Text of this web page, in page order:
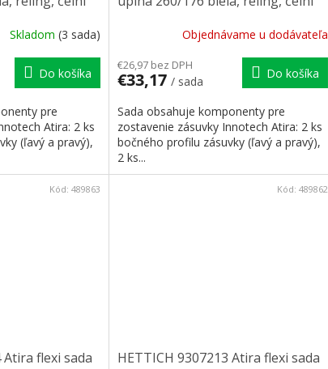
Skladom (3 sada)
Do košíka
pre
Atira: 2 ks
(ľavý a pravý),
Objednávame u dodávateľa
€26,97 bez DPH
€33,17 / sada
Do košíka
Sada obsahuje komponenty pre
zostavenie zásuvky Innotech Atira: 2 ks
bočného profilu zásuvky (ľavý a pravý),
2 ks...
Atira flexi sada
Kód: 489863
HETTICH 9307213 Atira flexi sada
Kód: 489862